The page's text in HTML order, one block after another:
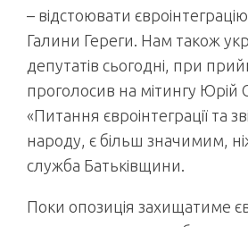
– відстоювати
Галини Гереги. Нам також
депутатів сьогодні, при
проголосив на мітингу
«Питання євроінтеграції та
народу, є більш значимим,
служба Батьківщини.
Поки опозиція захищатиме